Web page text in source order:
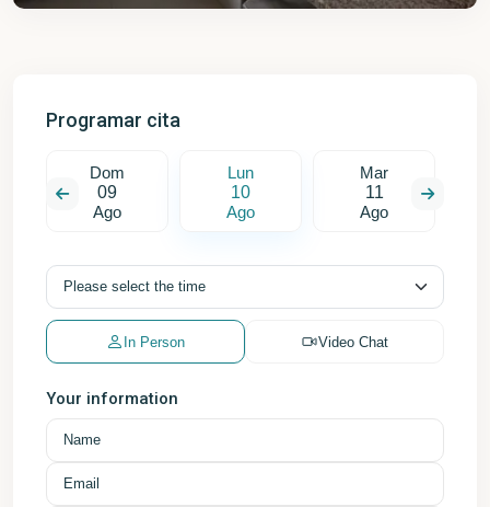
Programar cita
Dom
09
Ago
Lun
10
Ago
Mar
11
Ago
In Person Video Chat
Your information